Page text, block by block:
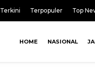
Terkini Terpopuler Top
HOME NASIONAL